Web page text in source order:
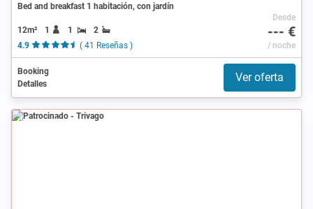
Bed and breakfast 1 habitación, con jardín
12m² 1 1
2
4.9
( 41 Reseñas )
Desde
--- €
/ noche
Booking
Detalles
Ver oferta
Patrocinado